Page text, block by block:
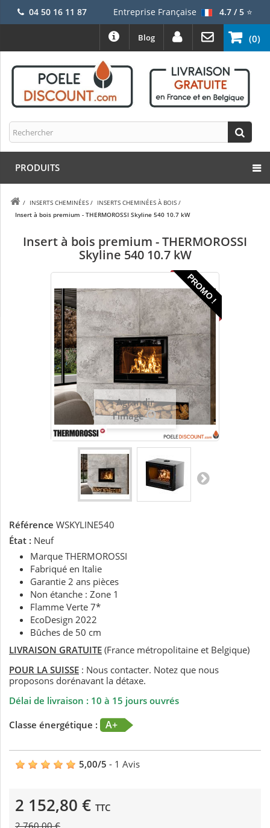
04 50 16 11 87 Entreprise Française 4.7 / 5⭐
(0)
Blog
PRODUITS
/ INSERTS CHEMINÉES / INSERTS CHEMINÉES À BOIS /
Insert à bois premium - THERMOROSSI Skyline 540 10.7 kW
Insert à bois premium - THERMOROSSI
Skyline 540 10.7 kW
PROMO !
Agrandir
l'image
Référence WSKYLINE540
État : Neuf
Marque THERMOROSSI
Fabriqué en Italie
Garantie 2 ans pièces
Non étanche : Zone 1
Flamme Verte 7*
EcoDesign 2022
Bûches de 50 cm
LIVRAISON GRATUITE (France métropolitaine et Belgique)
POUR LA SUISSE : Nous contacter. Notez que nous
proposons dorénavant la détaxe.
Délai de livraison : 10 à 15 jours ouvrés
Classe énergétique :
A+
5,00/5 - 1 Avis
2 152,80 € TTC